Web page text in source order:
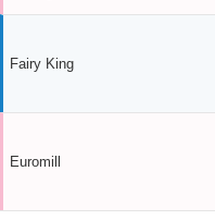
Fairy King
Euromill